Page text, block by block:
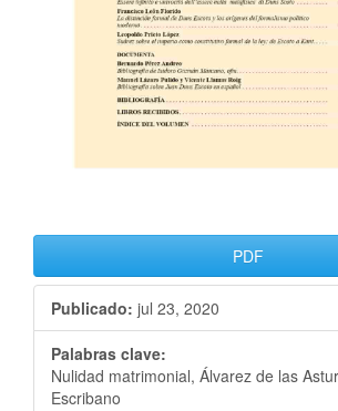
PDF
Publicado: jul 23, 2020
Palabras clave:
Nulidad matrimonial, Álvarez de las
Escribano